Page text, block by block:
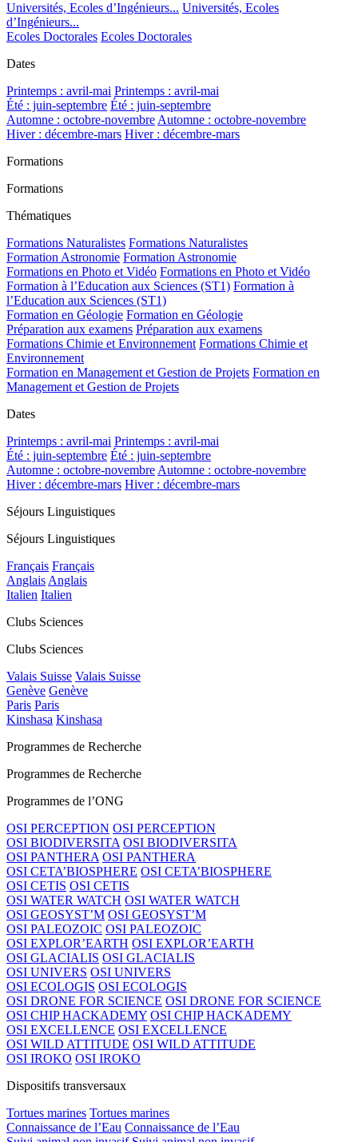
Universités, Ecoles d’Ingénieurs... Universités, Ecoles
d’Ingénieurs...
Ecoles Doctorales Ecoles Doctorales
Dates
Printemps : avril-mai Printemps : avril-mai
Été : juin-septembre Été : juin-septembre
Automne : octobre-novembre Automne : octobre-novembre
Hiver : décembre-mars Hiver : décembre-mars
Formations
Formations
Thématiques
Formations Naturalistes Formations Naturalistes
Formation Astronomie Formation Astronomie
Formations en Photo et Vidéo Formations en Photo et Vidéo
Formation à l’Education aux Sciences (ST1) Formation à
l’Education aux Sciences (ST1)
Formation en Géologie Formation en Géologie
Préparation aux examens Préparation aux examens
Formations Chimie et Environnement Formations Chimie et
Environnement
Formation en Management et Gestion de Projets Formation en
Management et Gestion de Projets
Dates
Printemps : avril-mai Printemps : avril-mai
Été : juin-septembre Été : juin-septembre
Automne : octobre-novembre Automne : octobre-novembre
Hiver : décembre-mars Hiver : décembre-mars
Séjours Linguistiques
Séjours Linguistiques
Français Français
Anglais Anglais
Italien Italien
Clubs Sciences
Clubs Sciences
Valais Suisse Valais Suisse
Genève Genève
Paris Paris
Kinshasa Kinshasa
Programmes de Recherche
Programmes de Recherche
Programmes de l’ONG
OSI PERCEPTION OSI PERCEPTION
OSI BIODIVERSITA OSI BIODIVERSITA
OSI PANTHERA OSI PANTHERA
OSI CETA’BIOSPHERE OSI CETA’BIOSPHERE
OSI CETIS OSI CETIS
OSI WATER WATCH OSI WATER WATCH
OSI GEOSYST’M OSI GEOSYST’M
OSI PALEOZOIC OSI PALEOZOIC
OSI EXPLOR’EARTH OSI EXPLOR’EARTH
OSI GLACIALIS OSI GLACIALIS
OSI UNIVERS OSI UNIVERS
OSI ECOLOGIS OSI ECOLOGIS
OSI DRONE FOR SCIENCE OSI DRONE FOR SCIENCE
OSI CHIP HACKADEMY OSI CHIP HACKADEMY
OSI EXCELLENCE OSI EXCELLENCE
OSI WILD ATTITUDE OSI WILD ATTITUDE
OSI IROKO OSI IROKO
Dispositifs transversaux
Tortues marines Tortues marines
Connaissance de l’Eau Connaissance de l’Eau